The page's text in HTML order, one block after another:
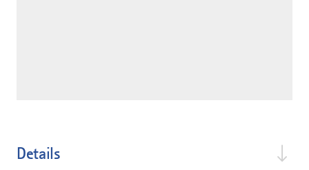
Details